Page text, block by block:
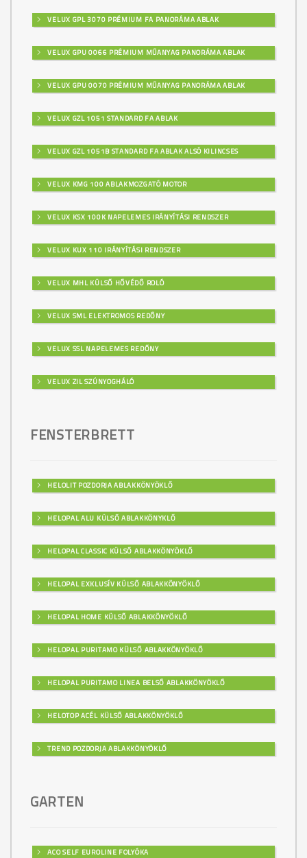
VELUX GPL 3070 PRÉMIUM FA PANORÁMA ABLAK
VELUX GPU 0066 PRÉMIUM MŰANYAG PANORÁMA ABLAK
VELUX GPU 0070 PRÉMIUM MŰANYAG PANORÁMA ABLAK
VELUX GZL 1051 STANDARD FA ABLAK
VELUX GZL 1051B STANDARD FA ABLAK ALSÓ KILINCSES
VELUX KMG 100 ABLAKMOZGATÓ MOTOR
VELUX KSX 100K NAPELEMES IRÁNYÍTÁSI RENDSZER
VELUX KUX 110 IRÁNYÍTÁSI RENDSZER
VELUX MHL KÜLSŐ HŐVÉDŐ ROLÓ
VELUX SML ELEKTROMOS REDŐNY
VELUX SSL NAPELEMES REDŐNY
VELUX ZIL SZÚNYOGHÁLÓ
FENSTERBRETT
HELOLIT POZDORJA ABLAKKÖNYÖKLŐ
HELOPAL ALU KÜLSŐ ABLAKKÖNYKLŐ
HELOPAL CLASSIC KÜLSŐ ABLAKKÖNYÖKLŐ
HELOPAL EXKLUSÍV KÜLSŐ ABLAKKÖNYÖKLŐ
HELOPAL HOME KÜLSŐ ABLAKKÖNYÖKLŐ
HELOPAL PURITAMO KÜLSŐ ABLAKKÖNYÖKLŐ
HELOPAL PURITAMO LINEA BELSŐ ABLAKKÖNYÖKLŐ
HELOTOP ACÉL KÜLSŐ ABLAKKÖNYÖKLŐ
TREND POZDORJA ABLAKKÖNYÖKLŐ
GARTEN
ACO SELF EUROLINE FOLYÓKA